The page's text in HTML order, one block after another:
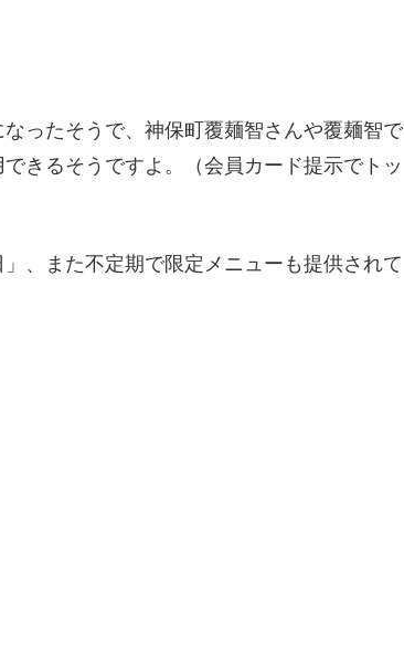
ったそうで、神保町覆麺智さんや覆麺智で
きるそうですよ。（会員カード提示でトッ
、また不定期で限定メニューも提供されて